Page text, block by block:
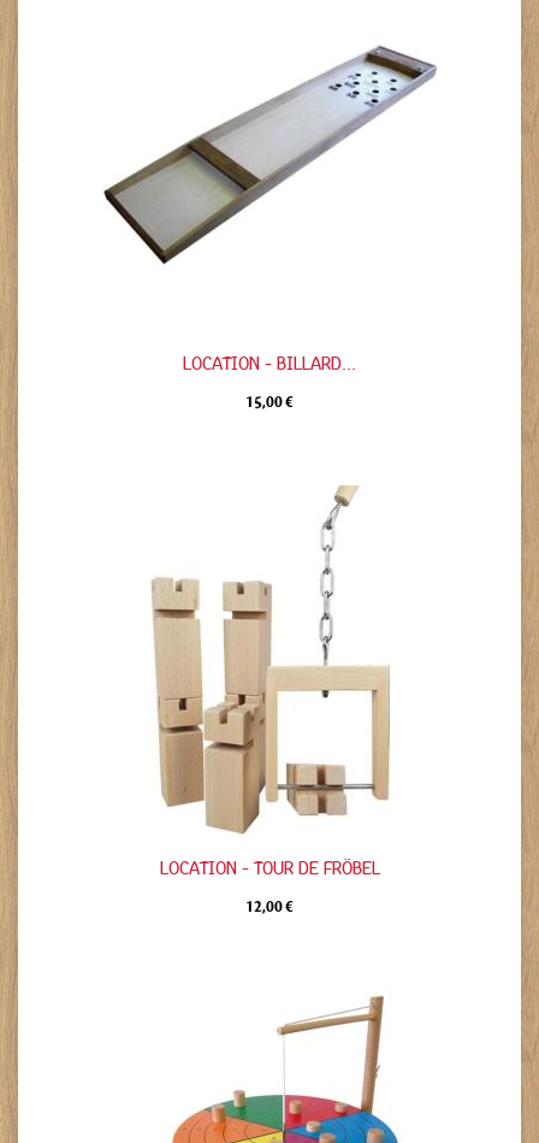
LOCATION - BILLARD...
15,00 €
LOCATION - TOUR DE FRÖBEL
12,00 €